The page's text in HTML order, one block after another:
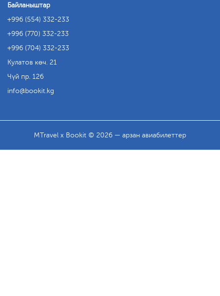
Байланыштар
+996 (554) 332-233
+996 (770) 332-233
+996 (704) 332-233
Кулатов көч. 21
Чүй пр. 126
info
bookit.kg
MTravel x Bookit © 2026 — арзан авиабилеттер